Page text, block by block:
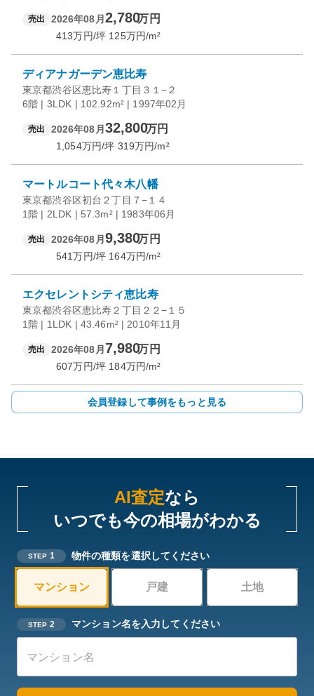
売出 2026年08月 2,780万円
413万円/坪 125万円/m²
ディアナガーデン恵比寿
東京都渋谷区恵比寿１丁目３１−２
6階 | 3LDK | 102.92m² | 1997年02月
売出 2026年08月 32,800万円
1,054万円/坪 319万円/m²
マートルコート代々木八幡
東京都渋谷区初台２丁目７−１４
1階 | 2LDK | 57.3m² | 1983年06月
売出 2026年08月 9,380万円
541万円/坪 164万円/m²
エクセレントシティ恵比寿
東京都渋谷区恵比寿２丁目２２−１５
1階 | 1LDK | 43.46m² | 2010年11月
売出 2026年08月 7,980万円
607万円/坪 184万円/m²
会員登録して事例をもっと見る
AI査定なら
いつでも今の相場がわかる
STEP 1 物件の種類を選択してください
マンション 戸建 土地
STEP 2 マンション名を入力してください